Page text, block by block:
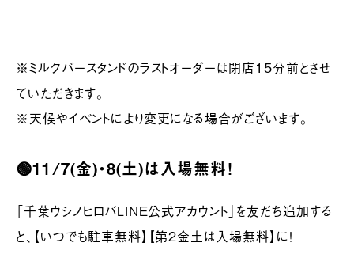
※ミルクバースタンドのラストオーダーは閉店15分前とさせ
ていただきます。
※天候やイベントにより変更になる場合がございます。
🟢11/7(金)・8(土)は入場無料！
「千葉ウシノヒロバLINE公式アカウント」を友だち追加する
と、【いつでも駐車無料】【第2金土は入場無料】に！